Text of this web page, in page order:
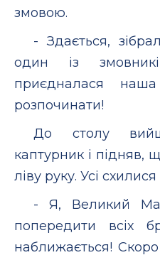
змовою.
- Здається,
один із
приєдналася
розпочинати!
До столу
каптурник і підняв,
ліву руку. Усі
- Я, Великий
попередити всіх
наближається!